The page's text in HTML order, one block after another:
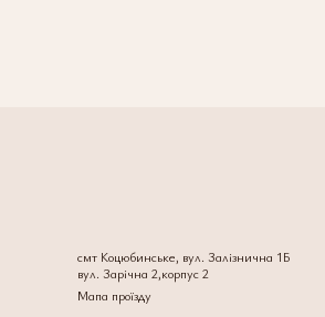
смт Коцюбинське, вул. Залізнична 1Б
вул. Зарічна 2,корпус 2
Мапа проїзду